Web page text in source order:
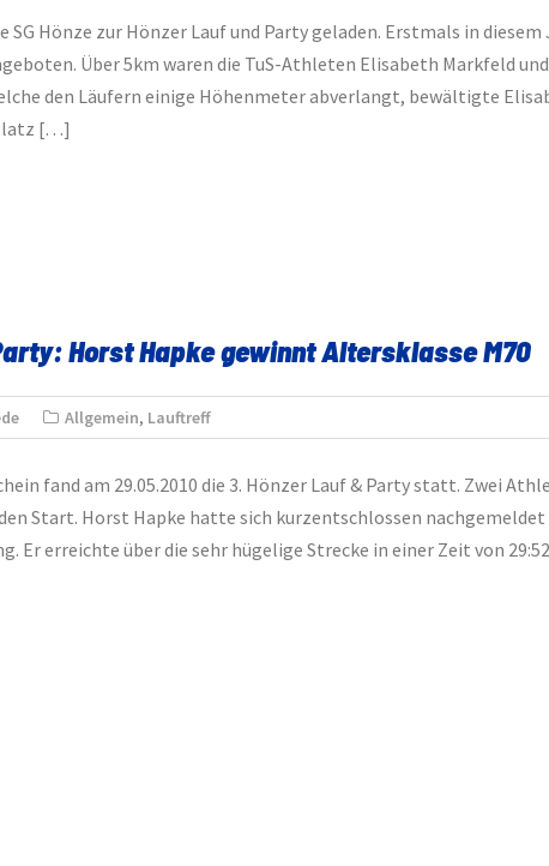
Hönze zur Hönzer Lauf und Party geladen. Erstmals in diesem
Über 5km waren die TuS-Athleten Elisabeth Markfeld
den Läufern einige Höhenmeter abverlangt, bewältigte
[…]
Horst Hapke gewinnt Altersklasse M70
Allgemein, Lauftreff
fand am 29.05.2010 die 3. Hönzer Lauf & Party statt. Zwei
Start. Horst Hapke hatte sich kurzentschlossen
Er erreichte über die sehr hügelige Strecke in einer Zeit von